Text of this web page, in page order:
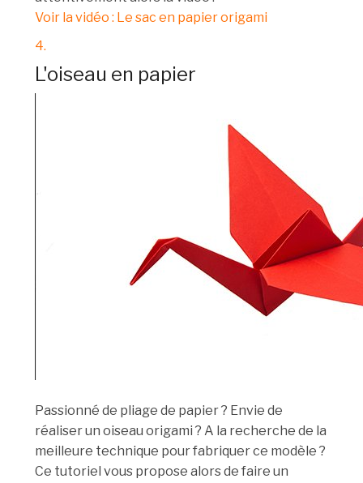
Voir la vidéo : Le sac en papier origami
4.
L'oiseau en papier
Passionné de pliage de papier ? Envie de
réaliser un oiseau origami ? A la recherche de la
meilleure technique pour fabriquer ce modèle ?
Ce tutoriel vous propose alors de faire un